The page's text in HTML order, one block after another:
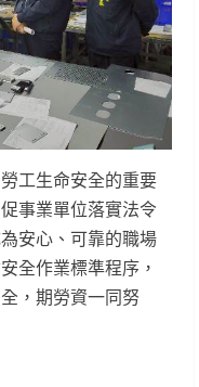
工生命安全的重要
事業單位落實法令
安心、可靠的職場
全作業標準程序，
，期勞資一同努